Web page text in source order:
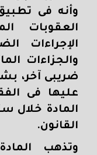
وأنه فى
العقوبات
الإجراءات
والجزاءات
ضريبى آخر،
عليها فى
المادة خلال
القانون.